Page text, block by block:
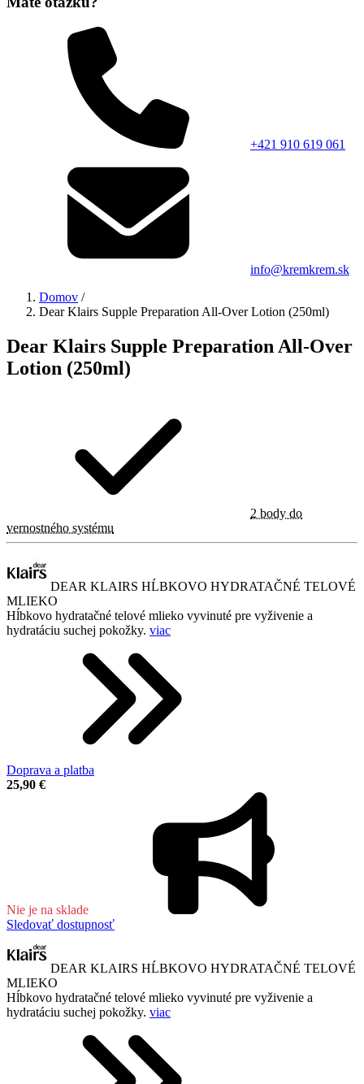
+421 910 619 061
info@kremkrem.sk
Domov /
Dear Klairs Supple Preparation All-Over Lotion (250ml)
Dear Klairs Supple Preparation All-Over
Lotion (250ml)
2 body do
vernostného systému
DEAR KLAIRS HĹBKOVO HYDRATAČNÉ TELOVÉ
MLIEKO
Hĺbkovo hydratačné telové mlieko vyvinuté pre vyživenie a
hydratáciu suchej pokožky. viac
Doprava a platba
25,90 €
Nie je na sklade
Sledovať dostupnosť
DEAR KLAIRS HĹBKOVO HYDRATAČNÉ TELOVÉ
MLIEKO
Hĺbkovo hydratačné telové mlieko vyvinuté pre vyživenie a
hydratáciu suchej pokožky. viac